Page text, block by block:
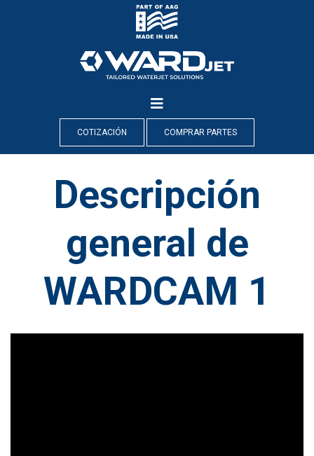
COTIZACIÓN COMPRAR PARTES
Descripción
general de
WARDCAM 1